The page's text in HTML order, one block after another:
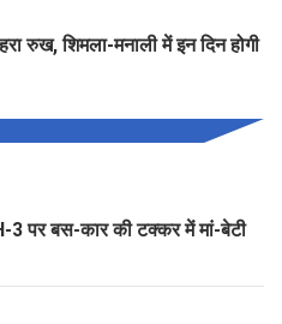
रुख, शिमला-मनाली में इन दिन होगी
3 पर बस-कार की टक्कर में मां-बेटी